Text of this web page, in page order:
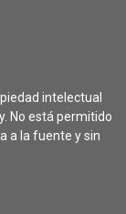
intelectual
No está permitido
a la fuente y sin